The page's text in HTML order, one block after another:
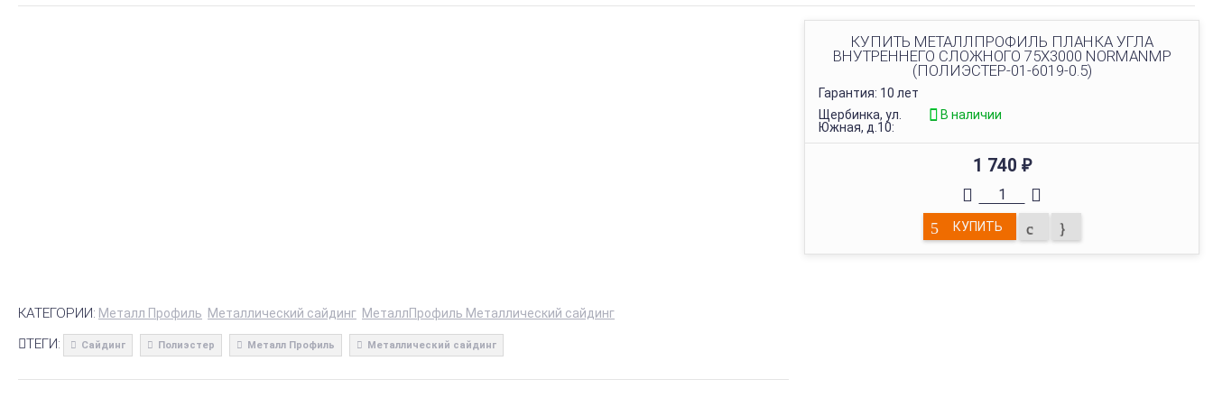
КУПИТЬ МЕТАЛЛПРОФИЛЬ ПЛАНКА УГЛА
ВНУТРЕННЕГО СЛОЖНОГО 75Х3000 NORMANMP
(ПОЛИЭСТЕР-01-6019-0.5)
Гарантия: 10 лет
Щербинка, ул.
Южная, д.10:
В наличии
1 740 ₽
КУПИТЬ
КАТЕГОРИИ: Металл Профиль Металлический сайдинг МеталлПрофиль Металлический сайдинг
ТЕГИ: Сайдинг Полиэстер Металл Профиль Металлический сайдинг